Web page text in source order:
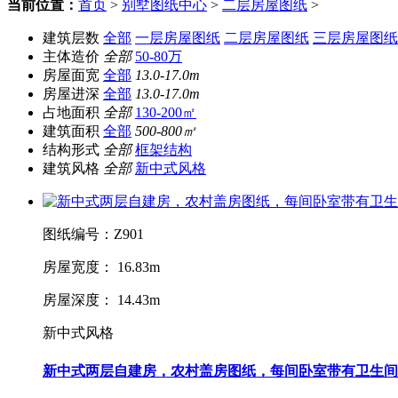
当前位置： 首页 > 别墅图纸中心 > 二层房屋图纸 >
建筑层数 全部 一层房屋图纸 二层房屋图纸 三层房屋图纸
主体造价 全部 50-80万
房屋面宽 全部 13.0-17.0m
房屋进深 全部 13.0-17.0m
占地面积 全部 130-200㎡
建筑面积 全部 500-800㎡
结构形式 全部 框架结构
建筑风格 全部 新中式风格
图纸编号：Z901
房屋宽度： 16.83m
房屋深度： 14.43m
新中式风格
新中式两层自建房，农村盖房图纸，每间卧室带有卫生间